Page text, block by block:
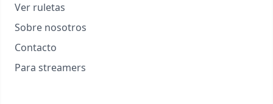
Ver ruletas
Sobre nosotros
Contacto
Para streamers